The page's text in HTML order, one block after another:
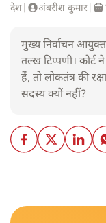
देश अंबरीश कुमार
मुख्य निर्वाचन आयुक्त
तल्ख टिप्पणी।
हैं, तो लोकतंत्र की
सदस्य क्यों नहीं?